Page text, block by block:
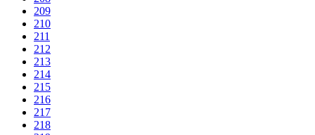
209
210
211
212
213
214
215
216
217
218